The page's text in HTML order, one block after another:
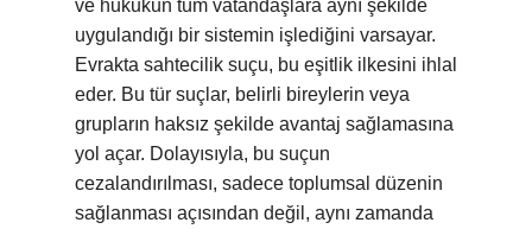
ve hukukun tüm vatandaşlara aynı şekilde
uygulandığı bir sistemin işlediğini varsayar.
Evrakta sahtecilik suçu, bu eşitlik ilkesini ihlal
eder. Bu tür suçlar, belirli bireylerin veya
grupların haksız şekilde avantaj sağlamasına
yol açar. Dolayısıyla, bu suçun
cezalandırılması, sadece toplumsal düzenin
sağlanması açısından değil, aynı zamanda